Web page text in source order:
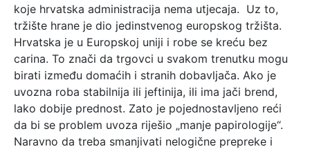
koje hrvatska administracija nema utjecaja. Uz to,
tržište hrane je dio jedinstvenog europskog tržišta.
Hrvatska je u Europskoj uniji i robe se kreću bez
carina. To znači da trgovci u svakom trenutku mogu
birati između domaćih i stranih dobavljača. Ako je
uvozna roba stabilnija ili jeftinija, ili ima jači brend,
lako dobije prednost. Zato je pojednostavljeno reći
da bi se problem uvoza riješio „manje papirologije“.
Naravno da treba smanjivati nelogične prepreke i